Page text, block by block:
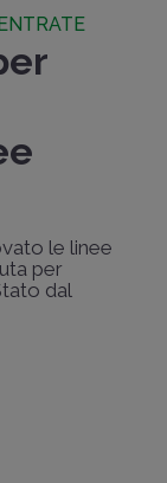
le linee
per
dal